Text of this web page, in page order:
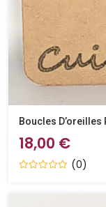
Boucles D’oreilles
18,00 €
(0)